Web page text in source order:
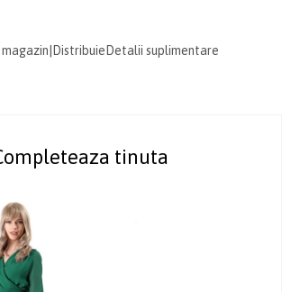
Distribuie Detalii suplimentare
tinuta